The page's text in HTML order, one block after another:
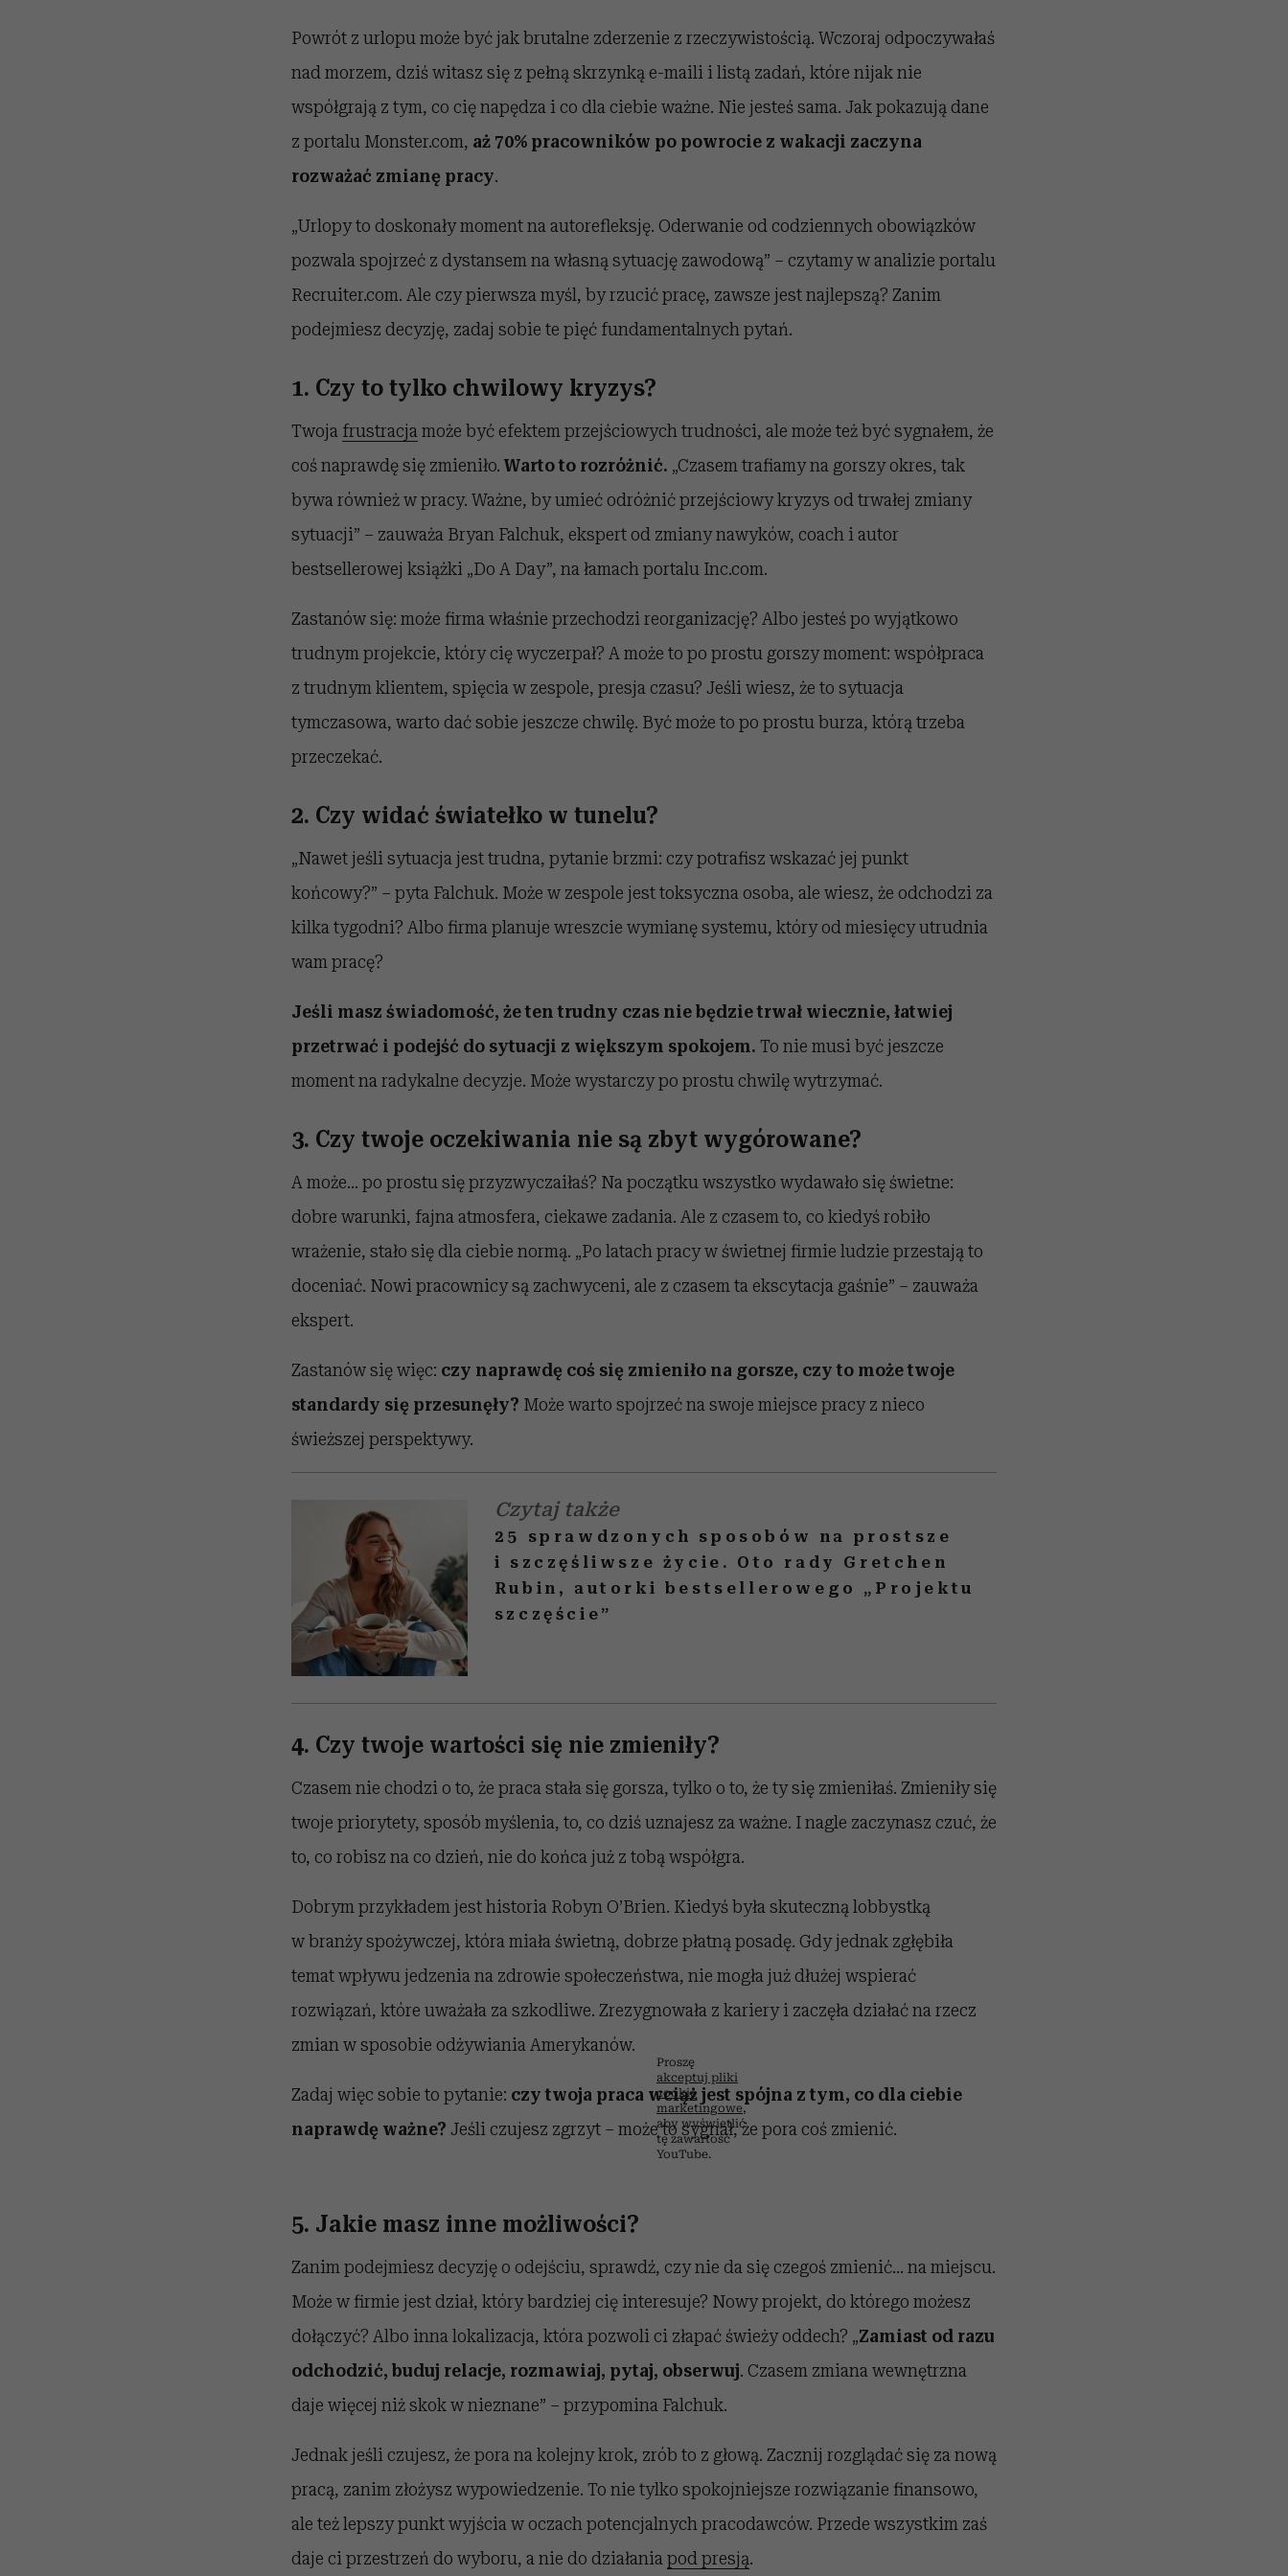
Powrót z urlopu może być jak brutalne zderzenie z rzeczywistością. Wczoraj odpoczywałaś
nad morzem, dziś witasz się z pełną skrzynką e-maili i listą zadań, które nijak nie
współgrają z tym, co cię napędza i co dla ciebie ważne. Nie jesteś sama. Jak pokazują dane
z portalu Monster.com, aż 70% pracowników po powrocie z wakacji zaczyna
rozważać zmianę pracy.
„Urlopy to doskonały moment na autorefleksję. Oderwanie od codziennych obowiązków
pozwala spojrzeć z dystansem na własną sytuację zawodową” – czytamy w analizie portalu
Recruiter.com. Ale czy pierwsza myśl, by rzucić pracę, zawsze jest najlepszą? Zanim
podejmiesz decyzję, zadaj sobie te pięć fundamentalnych pytań.
1. Czy to tylko chwilowy kryzys?
Twoja frustracja może być efektem przejściowych trudności, ale może też być sygnałem, że
coś naprawdę się zmieniło. Warto to rozróżnić. „Czasem trafiamy na gorszy okres, tak
bywa również w pracy. Ważne, by umieć odróżnić przejściowy kryzys od trwałej zmiany
sytuacji” – zauważa Bryan Falchuk, ekspert od zmiany nawyków, coach i autor
bestsellerowej książki „Do A Day”, na łamach portalu Inc.com.
Zastanów się: może firma właśnie przechodzi reorganizację? Albo jesteś po wyjątkowo
trudnym projekcie, który cię wyczerpał? A może to po prostu gorszy moment: współpraca
z trudnym klientem, spięcia w zespole, presja czasu? Jeśli wiesz, że to sytuacja
tymczasowa, warto dać sobie jeszcze chwilę. Być może to po prostu burza, którą trzeba
przeczekać.
2. Czy widać światełko w tunelu?
„Nawet jeśli sytuacja jest trudna, pytanie brzmi: czy potrafisz wskazać jej punkt
końcowy?” – pyta Falchuk. Może w zespole jest toksyczna osoba, ale wiesz, że odchodzi za
kilka tygodni? Albo firma planuje wreszcie wymianę systemu, który od miesięcy utrudnia
wam pracę?
Jeśli masz świadomość, że ten trudny czas nie będzie trwał wiecznie, łatwiej
przetrwać i podejść do sytuacji z większym spokojem. To nie musi być jeszcze
moment na radykalne decyzje. Może wystarczy po prostu chwilę wytrzymać.
3. Czy twoje oczekiwania nie są zbyt wygórowane?
A może… po prostu się przyzwyczaiłaś? Na początku wszystko wydawało się świetne:
dobre warunki, fajna atmosfera, ciekawe zadania. Ale z czasem to, co kiedyś robiło
wrażenie, stało się dla ciebie normą. „Po latach pracy w świetnej firmie ludzie przestają to
doceniać. Nowi pracownicy są zachwyceni, ale z czasem ta ekscytacja gaśnie” – zauważa
ekspert.
Zastanów się więc: czy naprawdę coś się zmieniło na gorsze, czy to może twoje
standardy się przesunęły? Może warto spojrzeć na swoje miejsce pracy z nieco
świeższej perspektywy.
Czytaj także
25 sprawdzonych sposobów na prostsze
i szczęśliwsze życie. Oto rady Gretchen
Rubin, autorki bestsellerowego „Projektu
szczęście”
4. Czy twoje wartości się nie zmieniły?
Czasem nie chodzi o to, że praca stała się gorsza, tylko o to, że ty się zmieniłaś. Zmieniły się
twoje priorytety, sposób myślenia, to, co dziś uznajesz za ważne. I nagle zaczynasz czuć, że
to, co robisz na co dzień, nie do końca już z tobą współgra.
Dobrym przykładem jest historia Robyn O’Brien. Kiedyś była skuteczną lobbystką
w branży spożywczej, która miała świetną, dobrze płatną posadę. Gdy jednak zgłębiła
temat wpływu jedzenia na zdrowie społeczeństwa, nie mogła już dłużej wspierać
rozwiązań, które uważała za szkodliwe. Zrezygnowała z kariery i zaczęła działać na rzecz
zmian w sposobie odżywiania Amerykanów.
Zadaj więc sobie to pytanie: czy twoja praca wciąż jest spójna z tym, co dla ciebie
naprawdę ważne? Jeśli czujesz zgrzyt – może to sygnał, że pora coś zmienić.
⋯
Proszę
akceptuj pliki
cookie
marketingowe,
aby wyświetlić
tę zawartość
YouTube.
5. Jakie masz inne możliwości?
Zanim podejmiesz decyzję o odejściu, sprawdź, czy nie da się czegoś zmienić… na miejscu.
Może w firmie jest dział, który bardziej cię interesuje? Nowy projekt, do którego możesz
dołączyć? Albo inna lokalizacja, która pozwoli ci złapać świeży oddech? „Zamiast od razu
odchodzić, buduj relacje, rozmawiaj, pytaj, obserwuj. Czasem zmiana wewnętrzna
daje więcej niż skok w nieznane” – przypomina Falchuk.
Jednak jeśli czujesz, że pora na kolejny krok, zrób to z głową. Zacznij rozglądać się za nową
pracą, zanim złożysz wypowiedzenie. To nie tylko spokojniejsze rozwiązanie finansowo,
ale też lepszy punkt wyjścia w oczach potencjalnych pracodawców. Przede wszystkim zaś
daje ci przestrzeń do wyboru, a nie do działania pod presją.